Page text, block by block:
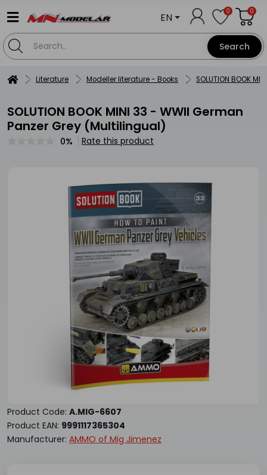
Search
EN 0 0
Literature Modeller literature - Books SOLUTION BOOK
SOLUTION BOOK MINI 33 - WWII German
Panzer Grey (Multilingual)
0% Rate this product
Product Code: A.MIG-6607
Product EAN: 9991117365304
Manufacturer: AMMO of Mig Jimenez